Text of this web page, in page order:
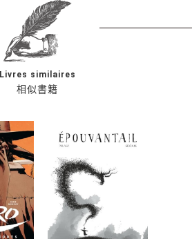
相似書籍
Livres similaires